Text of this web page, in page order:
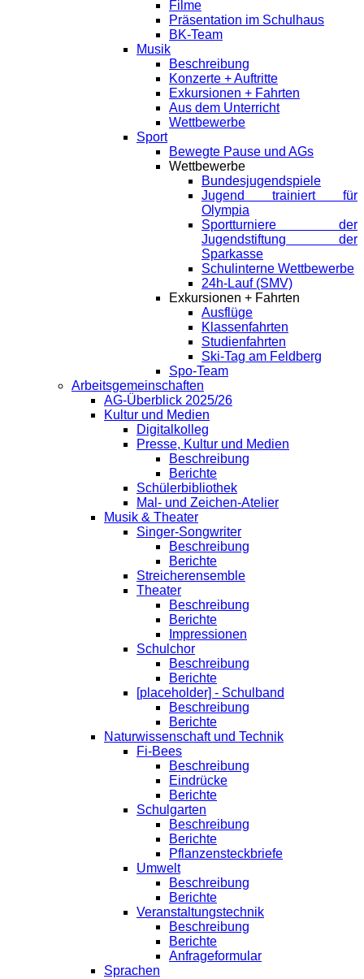
Filme
Präsentation im Schulhaus
BK-Team
Musik
Beschreibung
Konzerte + Auftritte
Exkursionen + Fahrten
Aus dem Unterricht
Wettbewerbe
Sport
Bewegte Pause und AGs
Wettbewerbe
Bundesjugendspiele
Jugend trainiert für
Olympia
Sportturniere der
Jugendstiftung der
Sparkasse
Schulinterne Wettbewerbe
24h-Lauf (SMV)
Exkursionen + Fahrten
Ausflüge
Klassenfahrten
Studienfahrten
Ski-Tag am Feldberg
Spo-Team
Arbeitsgemeinschaften
AG-Überblick 2025/26
Kultur und Medien
Digitalkolleg
Presse, Kultur und Medien
Beschreibung
Berichte
Schülerbibliothek
Mal- und Zeichen-Atelier
Musik & Theater
Singer-Songwriter
Beschreibung
Berichte
Streicherensemble
Theater
Beschreibung
Berichte
Impressionen
Schulchor
Beschreibung
Berichte
[placeholder] - Schulband
Beschreibung
Berichte
Naturwissenschaft und Technik
Fi-Bees
Beschreibung
Eindrücke
Berichte
Schulgarten
Beschreibung
Berichte
Pflanzensteckbriefe
Umwelt
Beschreibung
Berichte
Veranstaltungstechnik
Beschreibung
Berichte
Anfrageformular
Sprachen